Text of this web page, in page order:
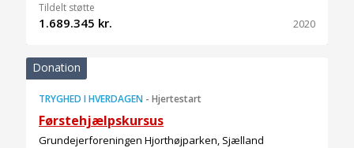
Tildelt støtte
1.689.345 kr. 2020
Donation
TRYGHED I HVERDAGEN - Hjertestart
Førstehjælpskursus
Grundejerforeningen Hjorthøjparken, Sjælland